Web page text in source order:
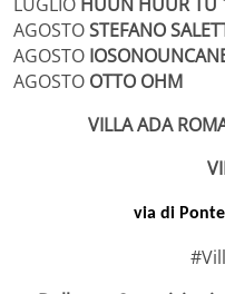
AGOSTOSTEFANO
AGOSTO
AGOSTO OTTO OHM
VILLA ADA
via di